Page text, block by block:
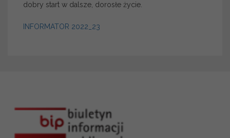
dobry start w dalsze, dorosłe życie.
INFORMATOR 2022_23